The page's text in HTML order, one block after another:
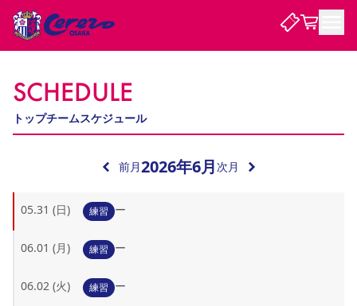
試合について
順位表
選手・スタッフ スケジュール
観戦する
チケット情報 販売スケジュール
特定興行入場券 譲渡サービス
初めて観戦ガイド キッズ向けサービス
セレッソ大阪について
サポートする
ファンクラブ
ファンクラブ
ニュース
SCHEDULE
トップチームスケジュール
前月2026年6月 次月
05.31 (日) 練習 ー
06.01 (月) 練習 ー
06.02 (火) 練習 ー